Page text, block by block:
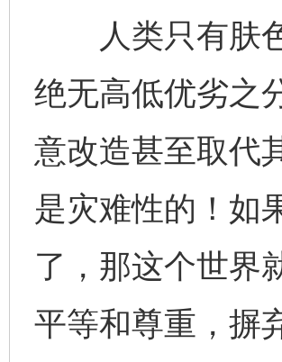
人类只有肤色
绝无高低优劣之
意改造甚至取代
是灾难性的！如
了，那这个世界
平等和尊重，摒